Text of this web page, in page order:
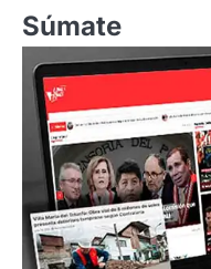
Súmate